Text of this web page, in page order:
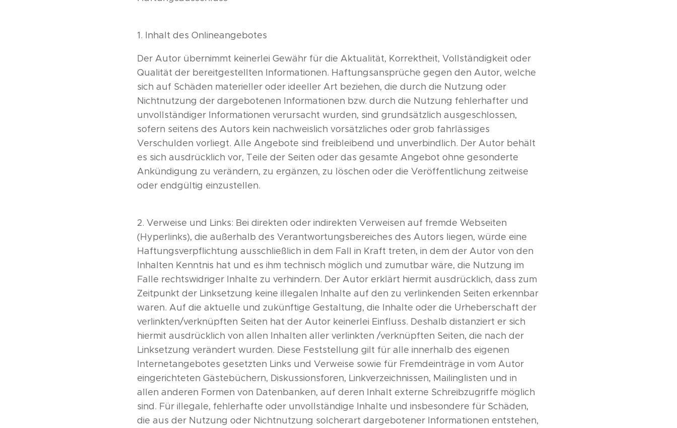
1. Inhalt des Onlineangebotes
Der Autor übernimmt keinerlei Gewähr für die Aktualität, Korrektheit, Vollständigkeit oder
Qualität der bereitgestellten Informationen. Haftungsansprüche gegen den Autor, welche
sich auf Schäden materieller oder ideeller Art beziehen, die durch die Nutzung oder
Nichtnutzung der dargebotenen Informationen bzw. durch die Nutzung fehlerhafter und
unvollständiger Informationen verursacht wurden, sind grundsätzlich ausgeschlossen,
sofern seitens des Autors kein nachweislich vorsätzliches oder grob fahrlässiges
Verschulden vorliegt. Alle Angebote sind freibleibend und unverbindlich. Der Autor behält
es sich ausdrücklich vor, Teile der Seiten oder das gesamte Angebot ohne gesonderte
Ankündigung zu verändern, zu ergänzen, zu löschen oder die Veröffentlichung zeitweise
oder endgültig einzustellen.
2. Verweise und Links: Bei direkten oder indirekten Verweisen auf fremde Webseiten
(Hyperlinks), die außerhalb des Verantwortungsbereiches des Autors liegen, würde eine
Haftungsverpflichtung ausschließlich in dem Fall in Kraft treten, in dem der Autor von den
Inhalten Kenntnis hat und es ihm technisch möglich und zumutbar wäre, die Nutzung im
Falle rechtswidriger Inhalte zu verhindern. Der Autor erklärt hiermit ausdrücklich, dass zum
Zeitpunkt der Linksetzung keine illegalen Inhalte auf den zu verlinkenden Seiten erkennbar
waren. Auf die aktuelle und zukünftige Gestaltung, die Inhalte oder die Urheberschaft der
verlinkten/verknüpften Seiten hat der Autor keinerlei Einfluss. Deshalb distanziert er sich
hiermit ausdrücklich von allen Inhalten aller verlinkten /verknüpften Seiten, die nach der
Linksetzung verändert wurden. Diese Feststellung gilt für alle innerhalb des eigenen
Internetangebotes gesetzten Links und Verweise sowie für Fremdeinträge in vom Autor
eingerichteten Gästebüchern, Diskussionsforen, Linkverzeichnissen, Mailinglisten und in
allen anderen Formen von Datenbanken, auf deren Inhalt externe Schreibzugriffe möglich
sind. Für illegale, fehlerhafte oder unvollständige Inhalte und insbesondere für Schäden,
die aus der Nutzung oder Nichtnutzung solcherart dargebotener Informationen entstehen,